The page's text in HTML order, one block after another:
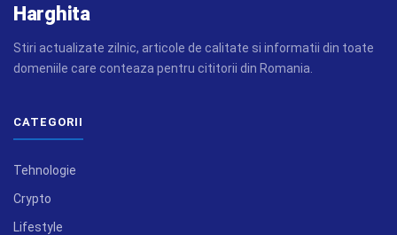
Harghita
Stiri actualizate zilnic, articole de calitate si informatii din toate
domeniile care conteaza pentru cititorii din Romania.
CATEGORII
Tehnologie
Crypto
Lifestyle